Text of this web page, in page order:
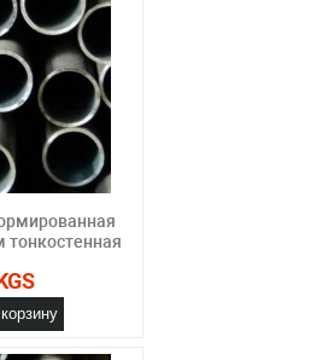
тонкостенная